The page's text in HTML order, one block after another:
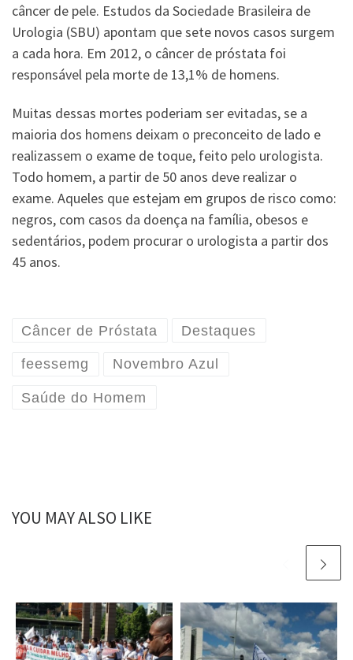
câncer de pele. Estudos da Sociedade Brasileira de
Urologia (SBU) apontam que sete novos casos surgem
a cada hora. Em 2012, o câncer de próstata foi
responsável pela morte de 13,1% de homens.
Muitas dessas mortes poderiam ser evitadas, se a
maioria dos homens deixam o preconceito de lado e
realizassem o exame de toque, feito pelo urologista.
Todo homem, a partir de 50 anos deve realizar o
exame. Aqueles que estejam em grupos de risco como:
negros, com casos da doença na família, obesos e
sedentários, podem procurar o urologista a partir dos
45 anos.
Câncer de Próstata Destaques
feessemg Novembro Azul
Saúde do Homem
YOU MAY ALSO LIKE